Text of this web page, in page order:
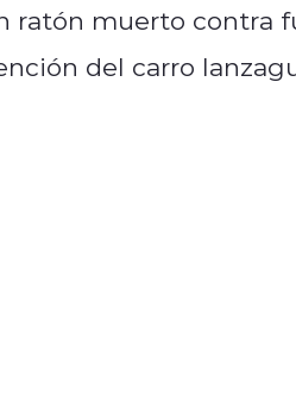
ratón muerto contra
del carro